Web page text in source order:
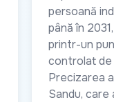
persoană
până în
printr-un
controlat
Precizarea
Sandu,